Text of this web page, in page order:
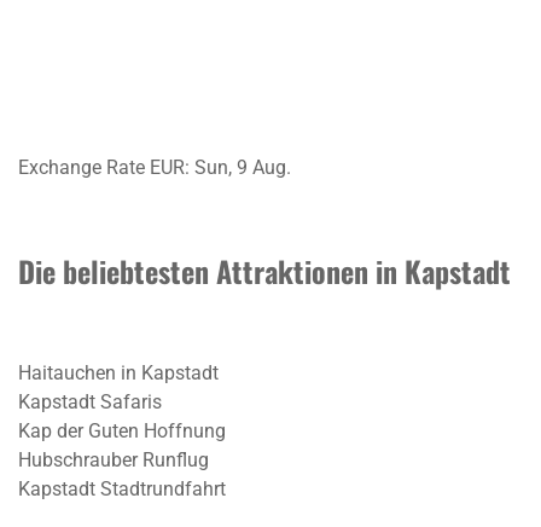
Exchange Rate EUR: Sun, 9 Aug.
Die beliebtesten Attraktionen in Kapstadt
Haitauchen in Kapstadt
Kapstadt Safaris
Kap der Guten Hoffnung
Hubschrauber Runflug
Kapstadt Stadtrundfahrt